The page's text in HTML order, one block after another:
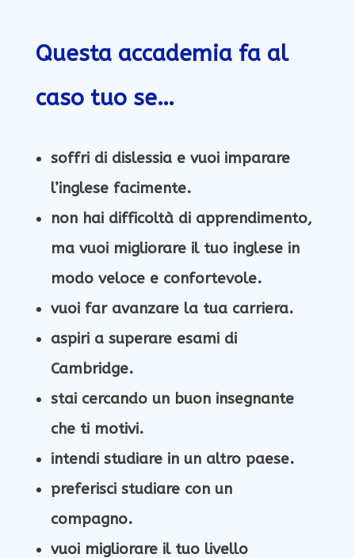
Questa accademia fa al
caso tuo se…
soffri didislessia e vuoi imparare
l’inglese facimente.
non hai difficoltà di apprendimento,
ma vuoi migliorare il tuo inglese in
modo veloce e confortevole.
vuoi far avanzare la tua carriera.
aspiri a superare esami di
Cambridge.
stai cercando un buon insegnante
che ti motivi.
intendi studiarein un altro paese.
preferisci studiare con un
compagno.
vuoi migliorare il tuo livello